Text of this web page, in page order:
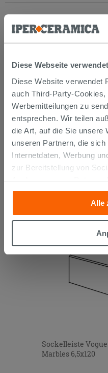
Diese Webseite
Diese Website verwendet
auch Third-Party-Cookies,
Werbemitteilungen zu
entsprechen. Wir teilen
die Art, auf die Sie unsere
unseren Partnern, die
Internetdaten, Werbung
zur Bereitstellung von
Analyse unseres
anderen Informationen,
die sie aufgrund Ihrer
gesammelt haben,
möchten oder Ihre
Zustimmung kann durch
„Cookies akzeptieren“
die Schaltfläche "X"
nach der Installation der
Alle
Sockelleiste
Marbles 6,5x120
13,99 € /STK.
Sockelleiste
Marbles 6,5x120